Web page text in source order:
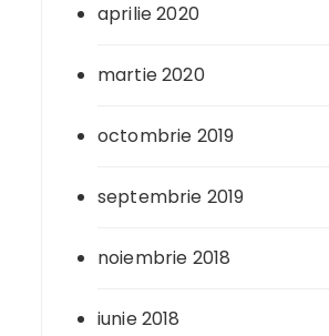
aprilie 2020
martie 2020
octombrie 2019
septembrie 2019
noiembrie 2018
iunie 2018